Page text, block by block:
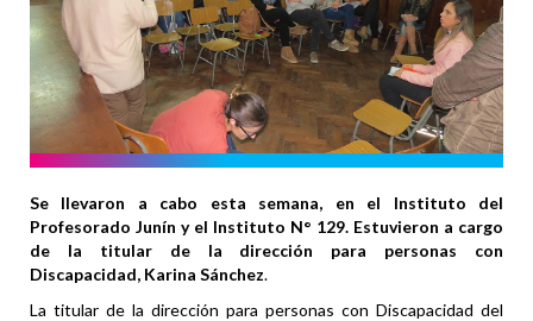
Se llevaron a cabo esta semana, en el Instituto del
Profesorado Junín y el Instituto N° 129. Estuvieron a cargo
de la titular de la dirección para personas con
Discapacidad, Karina Sánchez.
La titular de la dirección para personas con Discapacidad del